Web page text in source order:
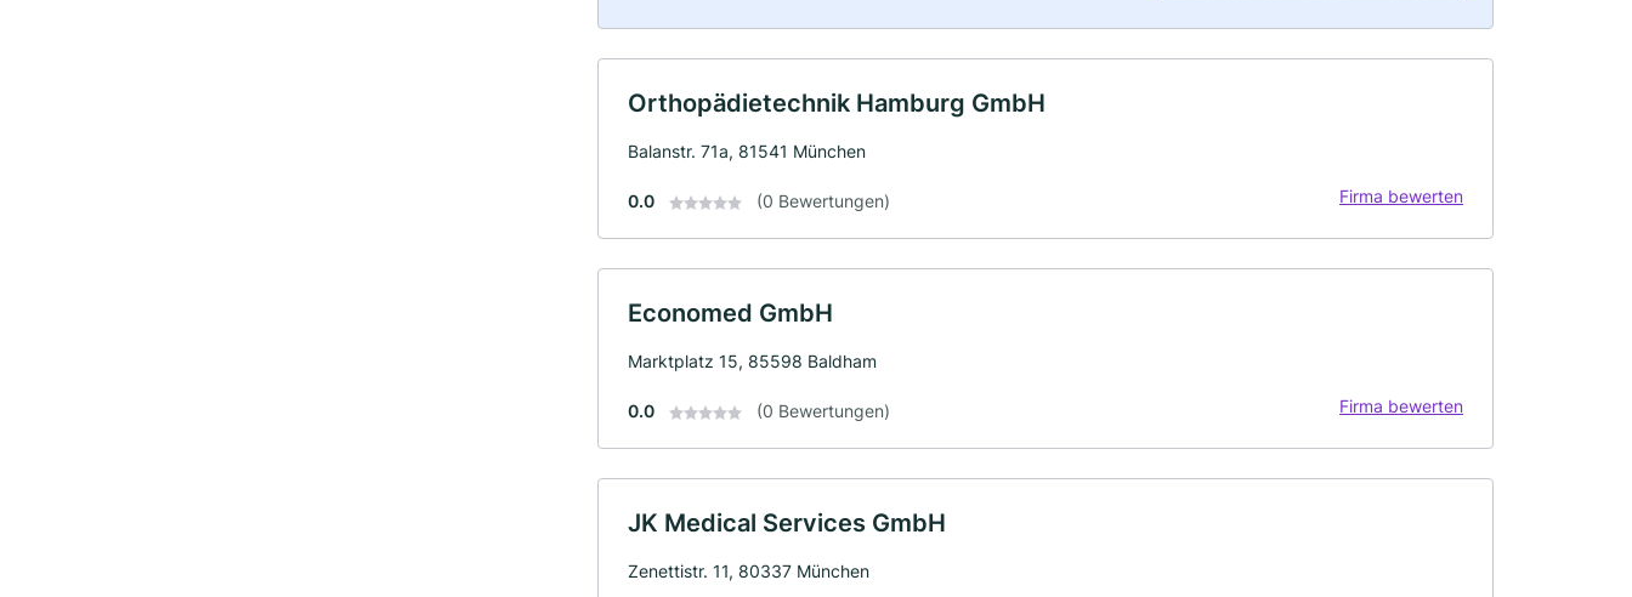
Orthopädietechnik Hamburg GmbH
Balanstr. 71a, 81541 München
0.0 (0 Bewertungen) Firma bewerten
Economed GmbH
Marktplatz 15, 85598 Baldham
0.0 (0 Bewertungen) Firma bewerten
JK Medical Services GmbH
Zenettistr. 11, 80337 München